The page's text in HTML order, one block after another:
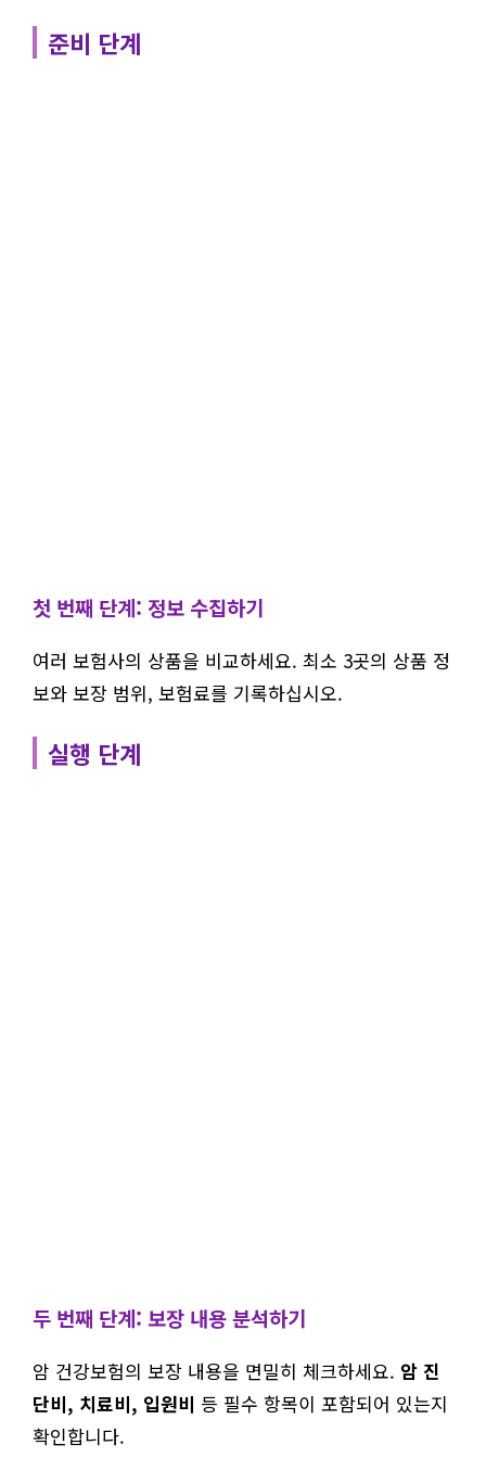
준비 단계
첫 번째 단계: 정보 수집하기
여러 보험사의 상품을 비교하세요. 최소 3곳의 상품 정
보와 보장 범위, 보험료를 기록하십시오.
실행 단계
두 번째 단계: 보장 내용 분석하기
암 건강보험의 보장 내용을 면밀히 체크하세요. 암 진
단비, 치료비, 입원비 등 필수 항목이 포함되어 있는지
확인합니다.